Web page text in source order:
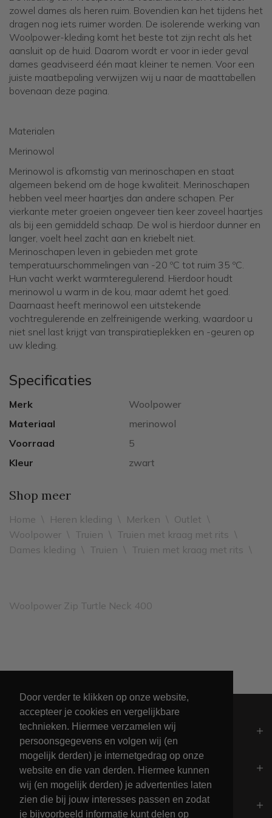
Door verder te klikken op onze website,
accepteer je cookies en vergelijkbare
technieken. Hiermee verzamelen wij
persoonsgegevens en volgen wij (en
mogelijk derden) je internetgedrag op onze
website en die van derden. Hiermee kunnen
wij (en mogelijk derden) je advertenties laten
zien die bij jouw interesses passen en zodat
je bijvoorbeeld informatie kunt delen op
zowel dames als heren ruim. Bovendien kan het tijdens het
dragen nog iets ruimer worden. De isolerende werking van
Woolpower-kleding komt het beste tot zijn recht als het
aansluit op de huid. Daarom wordt er voor in ieder geval
dames geadviseerd één maat kleiner te nemen. Voor een
juiste maatbepaling verwijzen wij u naar de maattabellen
bovenaan deze pagina.
Materialen
Merinowol
Merinowol is afkomstig van merinoschapen en staat
algemeen bekend om de hoge kwaliteit. Merinoschapen
hebben veel meer haartjes dan andere schapen. Per
vierkante meter groeien ongeveer tien keer zoveel haartjes
als bij een gemiddeld schaap. De wol is hierdoor dunner en
langer, voelt heel zacht aan en kriebelt niet.
Merinoschapen leven in gebieden met grote
temperatuurschommelingen van -20 ºC tot ruim 35 ºC.
Hun vacht werkt warmteregulerend. Hierdoor houdt
merinowol u warm in de kou, maar ademt het goed.
Daarnaast heeft merinowol een uitstekende
vochtregulerende en zelfreinigende werking, waardoor u
niet snel last krijgt van transpiratieplekken en -geuren op
uw kleding.
Specificaties
Merk
Woolpower
Materiaal
merinowol
Voorraad
5
Kleur
zwart
Shop meer
Home \ Heren kleding \ Merken \ Outlet \
Woolpower \ Truien \ Truien met kraag met rits \
Dames kleding \ Truien \ Truien met kraag met rits \
Woolpower Zip Turtle Neck 400
Algemeen
Contact
Openingstijden